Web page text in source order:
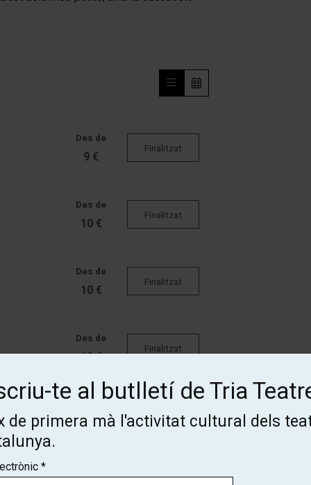
Des de
9 €
Finalitzat
Des de
10 €
Finalitzat
Des de
10 €
Finalitzat
Des de
10 €
Finalitzat
Finalitzat
te al butlletí de Tria
de primera mà l'activitat cultural dels
*